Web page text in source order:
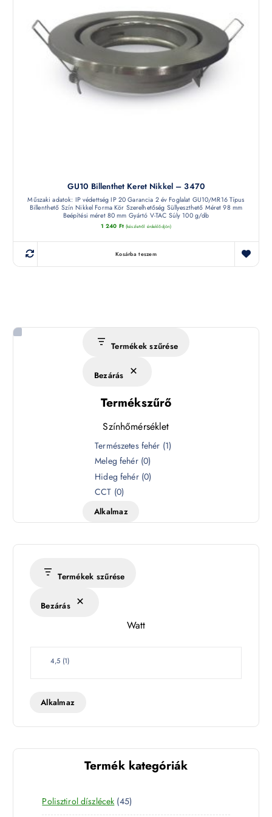
GU10 Billenthet Keret Nikkel – 3470
Műszaki adatok: IP védettség IP 20 Garancia 2 év Foglalat GU10/MR16 Típus
Billenthető Szín Nikkel Forma Kör Szerelhetőség Süllyeszthető Méret 98 mm
Beépítési méret 80 mm Gyártó V-TAC Súly 100 g/db
1 240 Ft (készletről érdeklődjön)
Kosárba teszem
Termékek szűrése
Bezárás
Termékszűrő
Színhőmérséklet
é
s
k
Természetes fehér (1)
Meleg fehér (0)
Hideg fehér (0)
CCT (0)
Alkalmaz
Termékek szűrése
Bezárás
Watt
W
t
4,5 (1)
Alkalmaz
Termék kategóriák
Polisztirol díszlécek 454